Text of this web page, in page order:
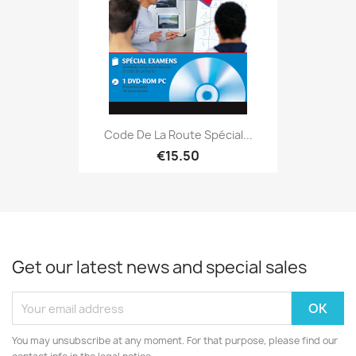
Code De La Route Spécial...
€15.50
Get our latest news and special sales
You may unsubscribe at any moment. For that purpose, please find our